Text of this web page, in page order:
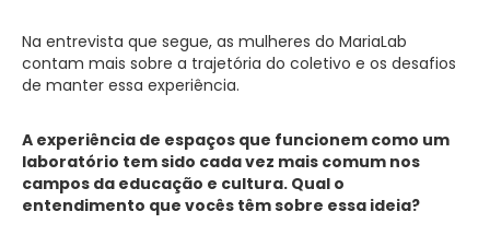
Na entrevista que segue, as mulheres do MariaLab
contam mais sobre a trajetória do coletivo e os desafios
de manter essa experiência.
A experiência de espaços que funcionem como um
laboratório tem sido cada vez mais comum nos
campos da educação e cultura. Qual o
entendimento que vocês têm sobre essa ideia?